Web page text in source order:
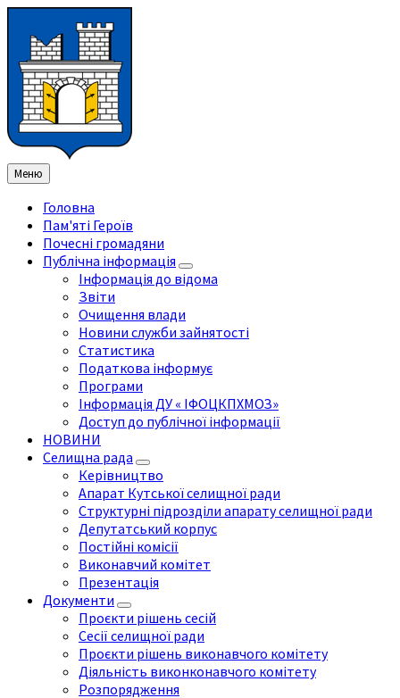
змісту
ліву
бічну
панель
праву
бічну
панель
нижнього
колонтитула
Меню
Головна
Пам'яті Героїв
Почесні громадяни
Публічна інформація
Інформація до відома
Звіти
Очищення влади
Новини служби зайнятості
Статистика
Податкова інформує
Програми
Інформація ДУ « ІФОЦКПХМОЗ»
Доступ до публічної інформації
НОВИНИ
Селищна рада
Керівництво
Апарат Кутської селищної ради
Структурні підрозділи апарату селищної ради
Депутатський корпус
Постійні комісії
Виконавчий комітет
Презентація
Документи
Проєкти рішень сесій
Сесії селищної ради
Проєкти рішень виконавчого комітету
Діяльність виконконавчого комітету
Розпорядження